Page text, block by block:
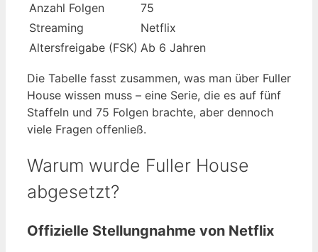
Anzahl Folgen
75
Streaming
Netflix
Altersfreigabe (FSK) Ab 6 Jahren
Die Tabelle fasst zusammen, was man über Fuller
House wissen muss – eine Serie, die es auf fünf
Staffeln und 75 Folgen brachte, aber dennoch
viele Fragen offenließ.
Warum wurde Fuller House
abgesetzt?
Offizielle Stellungnahme von Netflix